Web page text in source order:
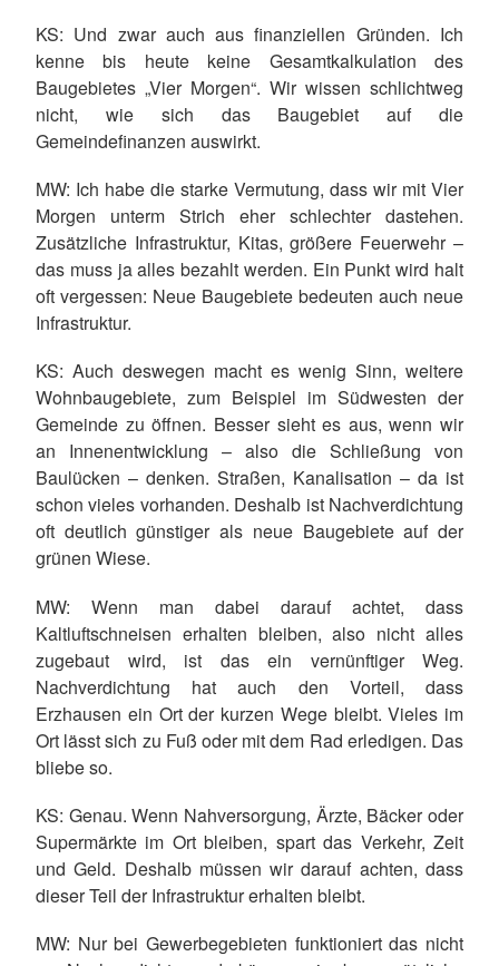
KS: Und zwar auch aus finanziellen Gründen. Ich
kenne bis heute keine Gesamtkalkulation des
Baugebietes „Vier Morgen“. Wir wissen schlichtweg
nicht, wie sich das Baugebiet auf die
Gemeindefinanzen auswirkt.
MW: Ich habe die starke Vermutung, dass wir mit Vier
Morgen unterm Strich eher schlechter dastehen.
Zusätzliche Infrastruktur, Kitas, größere Feuerwehr –
das muss ja alles bezahlt werden. Ein Punkt wird halt
oft vergessen: Neue Baugebiete bedeuten auch neue
Infrastruktur.
KS: Auch deswegen macht es wenig Sinn, weitere
Wohnbaugebiete, zum Beispiel im Südwesten der
Gemeinde zu öffnen. Besser sieht es aus, wenn wir
an Innenentwicklung – also die Schließung von
Baulücken – denken. Straßen, Kanalisation – da ist
schon vieles vorhanden. Deshalb ist Nachverdichtung
oft deutlich günstiger als neue Baugebiete auf der
grünen Wiese.
MW: Wenn man dabei darauf achtet, dass
Kaltluftschneisen erhalten bleiben, also nicht alles
zugebaut wird, ist das ein vernünftiger Weg.
Nachverdichtung hat auch den Vorteil, dass
Erzhausen ein Ort der kurzen Wege bleibt. Vieles im
Ort lässt sich zu Fuß oder mit dem Rad erledigen. Das
bliebe so.
KS: Genau. Wenn Nahversorgung, Ärzte, Bäcker oder
Supermärkte im Ort bleiben, spart das Verkehr, Zeit
und Geld. Deshalb müssen wir darauf achten, dass
dieser Teil der Infrastruktur erhalten bleibt.
MW: Nur bei Gewerbegebieten funktioniert das nicht